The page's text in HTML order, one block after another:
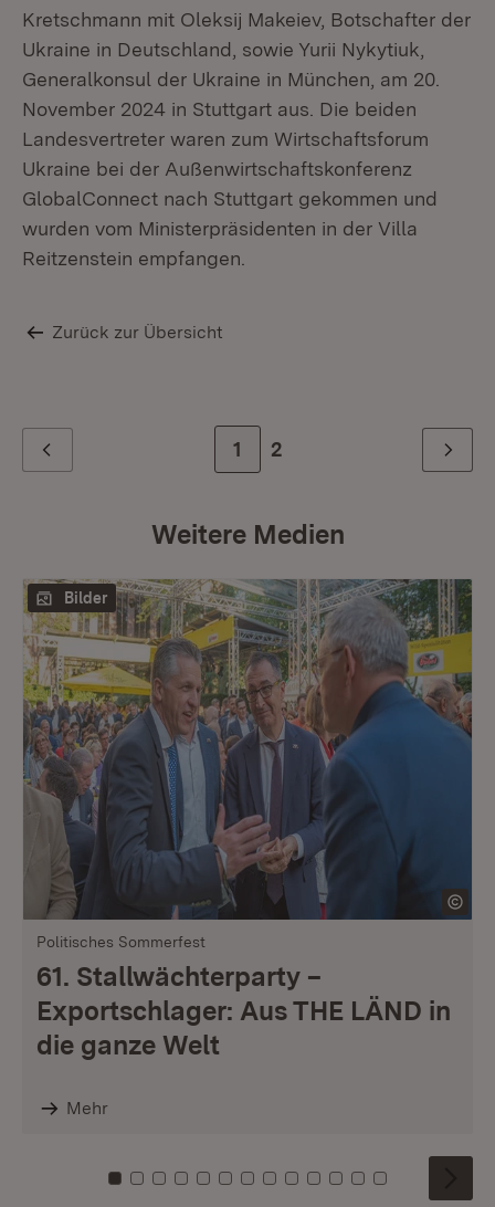
Kretschmann mit Oleksij Makeiev, Botschafter der
Ukraine in Deutschland, sowie Yurii Nykytiuk,
Generalkonsul der Ukraine in München, am 20.
November 2024 in Stuttgart aus. Die beiden
Landesvertreter waren zum Wirtschaftsforum
Ukraine bei der Außenwirtschaftskonferenz
GlobalConnect nach Stuttgart gekommen und
wurden vom Ministerpräsidenten in der Villa
Reitzenstein empfangen.
Zurück zur Übersicht
Zur Seite
1 Zur letzten Seite
2 Weiter
Weitere Medien
Bilder
Politisches Sommerfest
61. Stallwächterparty –
Exportschlager: Aus THE LÄND in
die ganze Welt
Mehr
Zu Kachel: 0
Zu Kachel: 1
Zu Kachel: 2
Zu Kachel: 3
Zu Kachel: 4
Zu Kachel: 5
Zu Kachel: 6
Zu Kachel: 7
Zu Kachel: 8
Zu Kachel: 9
Zu Kachel: 10
Zu Kachel: 11
Zu Kachel: